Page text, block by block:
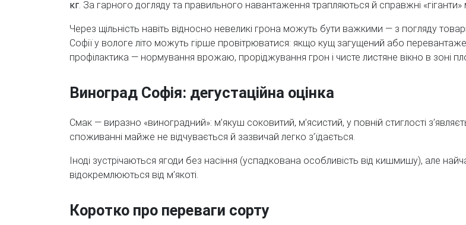
кг. За гарного догляду та правильного навантаження трапляються й справжні
Через щільність навіть відносно невеликі грона можуть бути важкими — з погляду
Софії у вологе літо можуть гірше провітрюватися: якщо кущ загущений або
профілактика — нормування врожаю, проріджування грон і чисте листяне вікно в зоні
Виноград Софія: дегустаційна оцінка
Смак — виразно «виноградний»: м’якуш соковитий, м’ясистий, у повній стиглості
споживанні майже не відчувається й зазвичай легко з’їдається.
Іноді зустрічаються ягоди без насіння (успадкована особливість від кишмишу), але
відокремлюються від м’якоті.
Коротко про переваги сорту